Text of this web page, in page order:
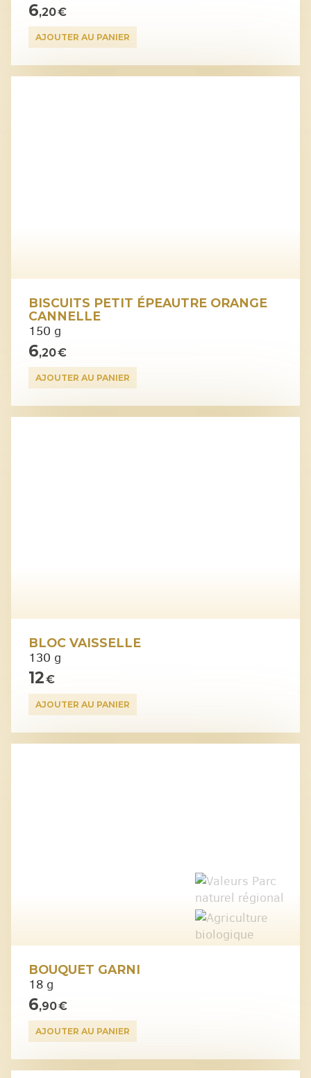
6,20 €
AJOUTER AU PANIER
BISCUITS PETIT ÉPEAUTRE ORANGE
CANNELLE
150 g
6,20 €
AJOUTER AU PANIER
BLOC VAISSELLE
130 g
12€
AJOUTER AU PANIER
BOUQUET GARNI
18 g
6,90 €
AJOUTER AU PANIER